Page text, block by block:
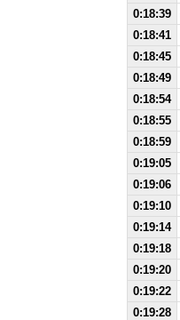
0:18:39
0:18:41
0:18:45
0:18:49
0:18:54
0:18:55
0:18:59
0:19:05
0:19:06
0:19:10
0:19:14
0:19:18
0:19:20
0:19:22
0:19:28